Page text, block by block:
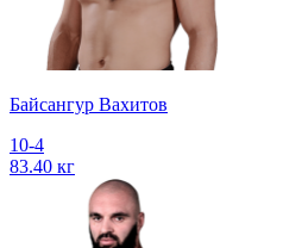
Байсангур Вахитов
10-4
83.40 кг